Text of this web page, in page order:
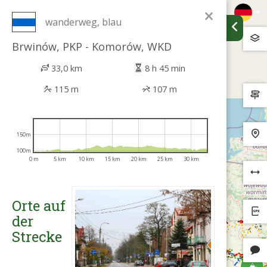
×
wanderweg, blau
Brwinów, PKP - Komorów, WKD
33,0 km
8 h 45 min
115 m
107 m
0 m 5 km 10 km 15 km 20 km 25 km 30 km
100m
150m
Orte auf
der
Strecke